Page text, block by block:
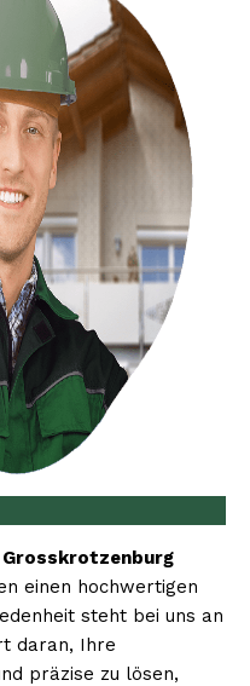
Grosskrotzenburg
einen hochwertigen
steht bei uns an
daran, Ihre
präzise zu lösen,